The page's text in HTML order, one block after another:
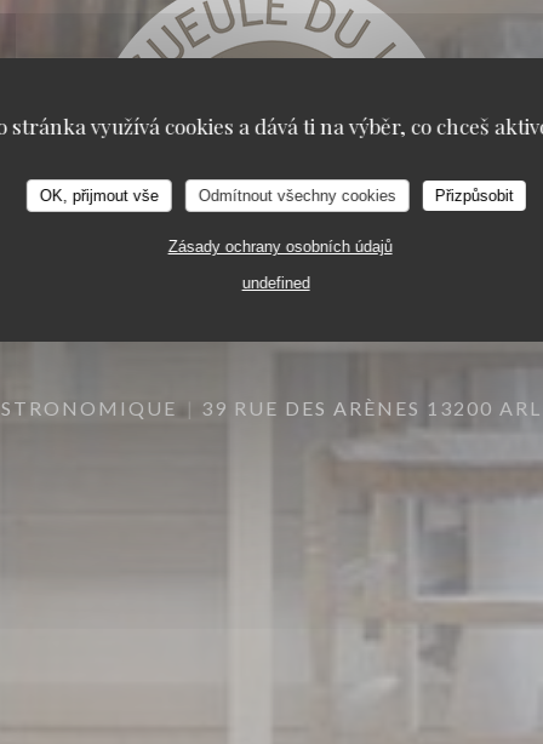
stránka využívá cookies a dává ti na výběr, co chceš
OK, přijmout vše Odmítnout všechny cookies Přizpůsobit
Zásady ochrany osobních údajů
undefined
39 RUE DES ARÈNES 13200